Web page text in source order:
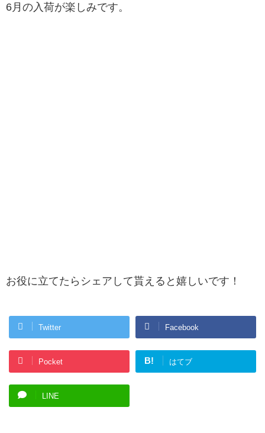
6月の入荷が楽しみです。
お役に立てたらシェアして貰えると嬉しいです！
Twitter Facebook
Pocket B! はてブ
LINE